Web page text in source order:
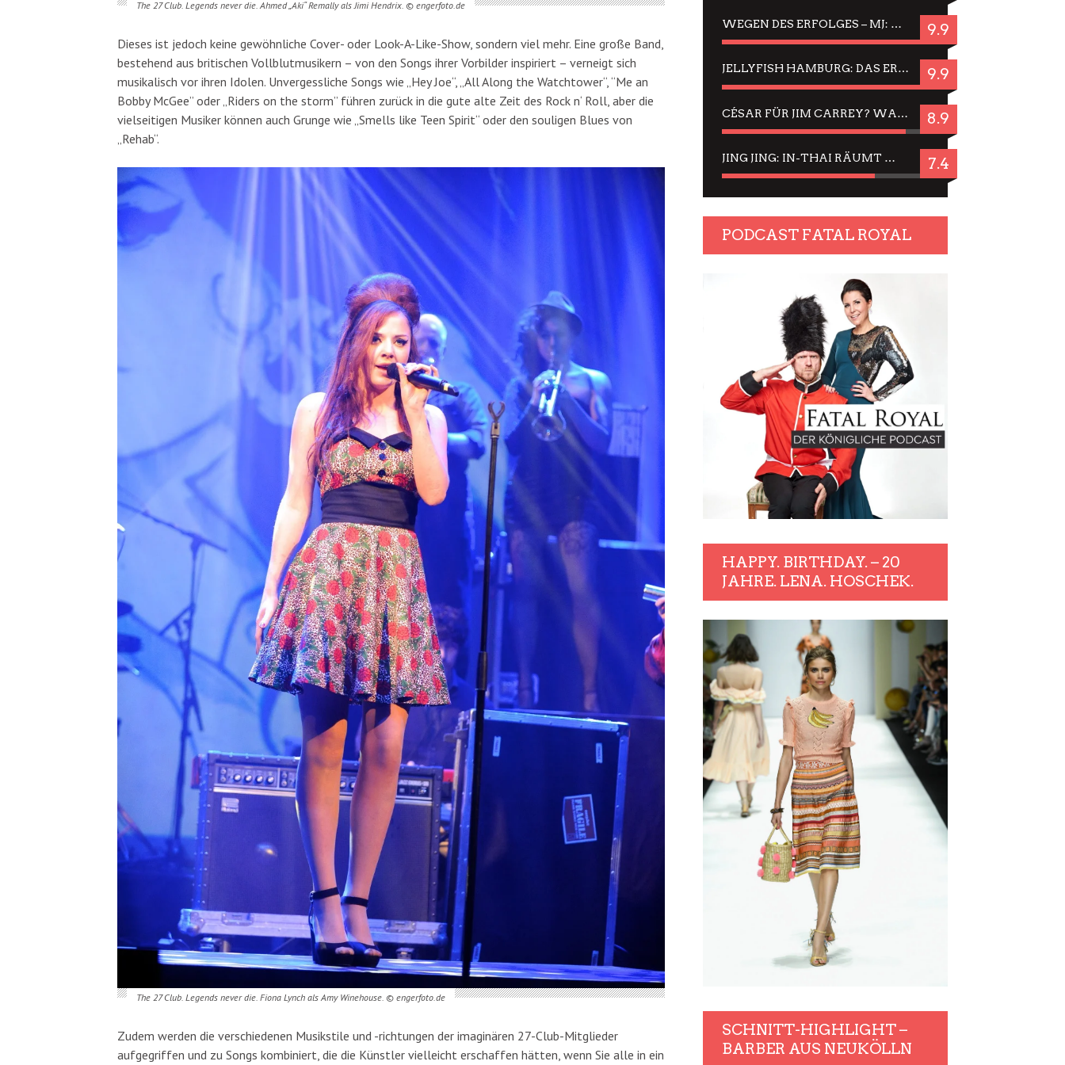
The 27 Club. Legends never die. Ahmed „Aki“ Remally als Jimi Hendrix. © engerfoto.de
Dieses ist jedoch keine gewöhnliche Cover- oder Look-A-Like-Show, sondern viel mehr. Eine große Band,
bestehend aus britischen Vollblutmusikern – von den Songs ihrer Vorbilder inspiriert – verneigt sich
musikalisch vor ihren Idolen. Unvergessliche Songs wie „Hey Joe“, „All Along the Watchtower“, “Me an
Bobby McGee” oder „Riders on the storm” führen zurück in die gute alte Zeit des Rock n‘ Roll, aber die
vielseitigen Musiker können auch Grunge wie „Smells like Teen Spirit“ oder den souligen Blues von
„Rehab“.
The 27 Club. Legends never die. Fiona Lynch als Amy Winehouse. © engerfoto.de
Zudem werden die verschiedenen Musikstile und -richtungen der imaginären 27-Club-Mitglieder
aufgegriffen und zu Songs kombiniert, die die Künstler vielleicht erschaffen hätten, wenn Sie alle in ein
WEGEN DES ERFOLGES – MJ: MICHAEL JACKSON MUSICAL IN EINER MATINEE SEHEN 9.9
JELLYFISH HAMBURG: DAS ERFOLGREICHE SOMMER-MENÜ 2025 IN GEFÜHLEN UND BILDERN 9.9
CÉSAR FÜR JIM CARREY? WARUM DAS EINER DER NERVIGSTEN ACTORS IST UND BLEIBT 8.9
JING JING: IN-THAI RÄUMT WIEDER TITEL AB – EIN ZWEI-STUNDEN-ERLEBNISBERICHT 7.4
PODCAST FATAL ROYAL
HAPPY. BIRTHDAY. – 20
JAHRE. LENA. HOSCHEK.
SCHNITT-HIGHLIGHT –
BARBER AUS NEUKÖLLN